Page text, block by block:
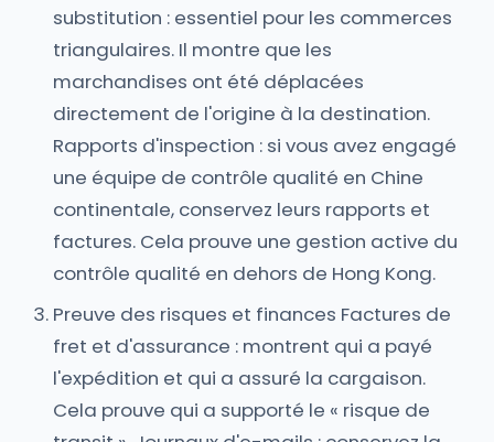
substitution : essentiel pour les commerces
triangulaires. Il montre que les
marchandises ont été déplacées
directement de l'origine à la destination.
Rapports d'inspection : si vous avez engagé
une équipe de contrôle qualité en Chine
continentale, conservez leurs rapports et
factures. Cela prouve une gestion active du
contrôle qualité en dehors de Hong Kong.
Preuve des risques et finances Factures de
fret et d'assurance : montrent qui a payé
l'expédition et qui a assuré la cargaison.
Cela prouve qui a supporté le « risque de